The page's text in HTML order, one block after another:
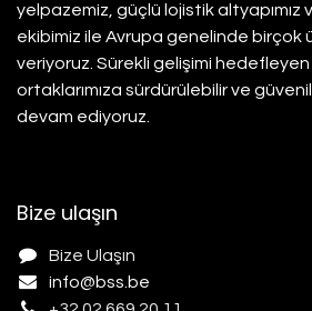
yelpazemiz, güçlü lojistik altyapımız
ekibimiz ile Avrupa genelinde birçok
veriyoruz. Sürekli gelişimi hedefleyen
ortaklarımıza sürdürülebilir ve
devam ediyoruz.
Bize ulaşın
Bize Ulaşın
info@bss.be